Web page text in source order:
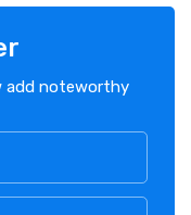
add noteworthy